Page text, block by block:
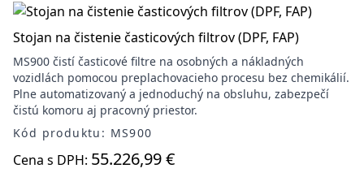
Stojan na čistenie časticových filtrov (DPF, FAP)
MS900 čistí časticové filtre na osobných a nákladných
vozidlách pomocou preplachovacieho procesu bez chemikálií.
Plne automatizovaný a jednoduchý na obsluhu, zabezpečí
čistú komoru aj pracovný priestor.
Kód produktu: MS900
Cena s DPH: 55.226,99 €